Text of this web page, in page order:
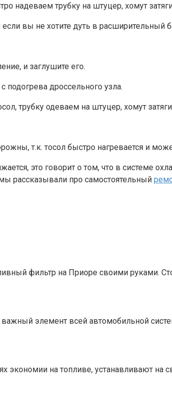
надеваем трубку на штуцер, хомут
вы не хотите дуть в расширительный
и заглушите его.
подогрева дроссельного узла.
трубку одеваем на штуцер, хомут
т.к. тосол быстро нагревается и
это говорит о том, что в системе
рассказывали про самостоятельный
фильтр на Приоре своими руками.
элемент всей автомобильной
экономии на топливе, устанавливают на